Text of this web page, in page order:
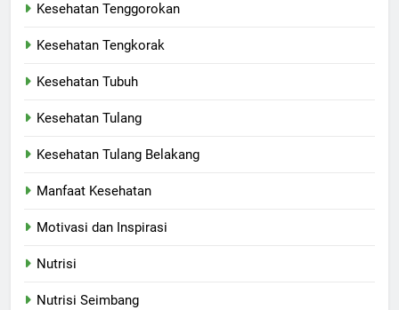
Kesehatan Tenggorokan
Kesehatan Tengkorak
Kesehatan Tubuh
Kesehatan Tulang
Kesehatan Tulang Belakang
Manfaat Kesehatan
Motivasi dan Inspirasi
Nutrisi
Nutrisi Seimbang